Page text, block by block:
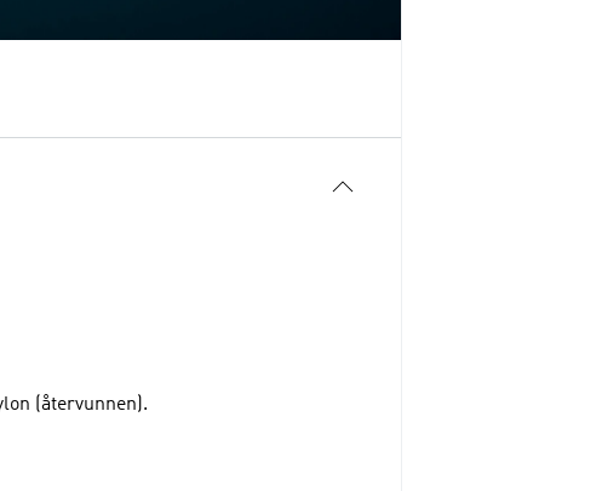
(återvunnen).